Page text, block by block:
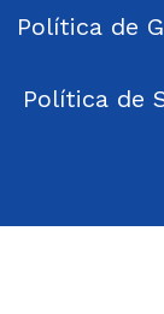
Política de
Política de